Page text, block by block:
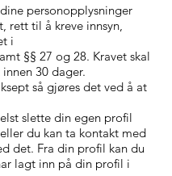
personopplysninger
rett til å kreve innsyn,
i
§§ 27 og 28. Kravet skal
30 dager.
så gjøres det ved å at
slette din egen profil
du kan ta kontakt med
det. Fra din profil kan du
lagt inn på din profil i